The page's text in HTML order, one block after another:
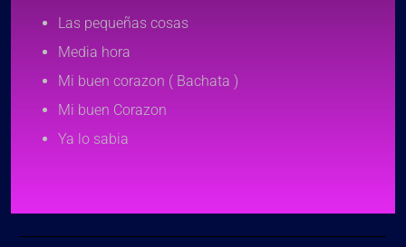
Las pequeñas cosas
Media hora
Mi buen corazon ( Bachata )
Mi buen Corazon
Ya lo sabia